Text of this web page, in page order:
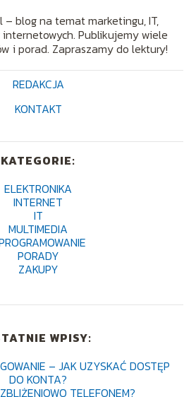
– blog na temat marketingu, IT,
internetowych. Publikujemy wiele
i porad. Zapraszamy do lektury!
REDAKCJA
KONTAKT
KATEGORIE:
ELEKTRONIKA
INTERNET
IT
MULTIMEDIA
PORADY
ZAKUPY
WPISY:
– JAK UZYSKAĆ DOSTĘP
DO KONTA?
TELEFONEM?